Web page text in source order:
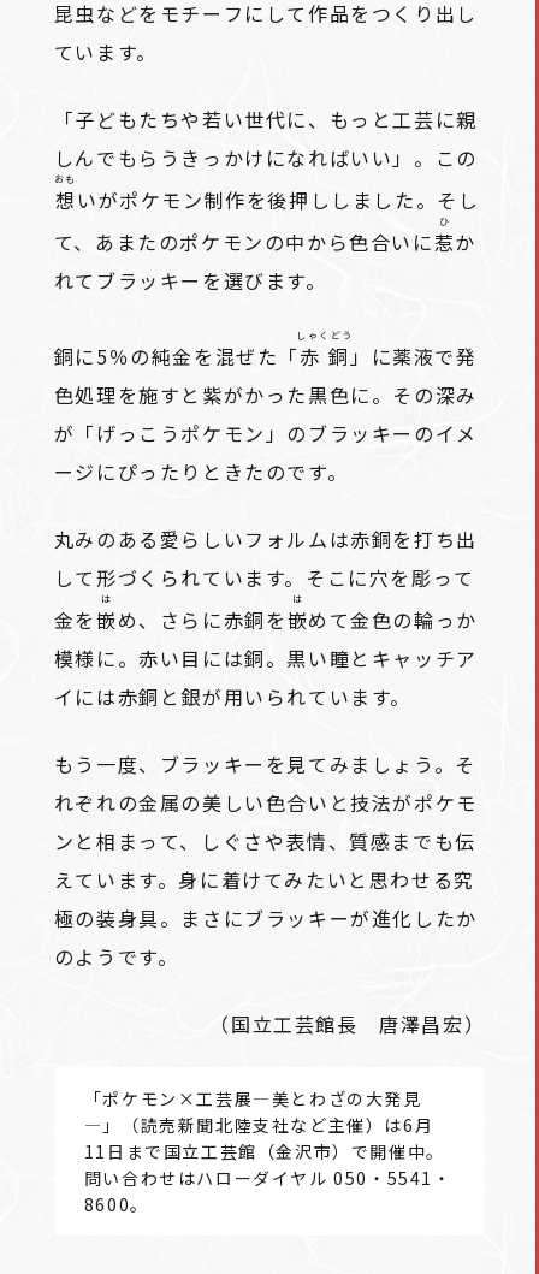
昆虫などをモチーフにして作品をつくり出し
ています。
「子どもたちや若い世代に、もっと工芸に親
しんでもらうきっかけになればいい」。この
想
おも
いがポケモン制作を後押ししました。そし
て、あまたのポケモンの中から色合いに惹
ひ
か
れてブラッキーを選びます。
銅に5％の純金を混ぜた「赤銅
しゃくどう
」に薬液で発
色処理を施すと紫がかった黒色に。その深み
が「げっこうポケモン」のブラッキーのイメ
ージにぴったりときたのです。
丸みのある愛らしいフォルムは赤銅を打ち出
して形づくられています。そこに穴を彫って
金を嵌
は
め、さらに赤銅を嵌
は
めて金色の輪っか
模様に。赤い目には銅。黒い瞳とキャッチア
イには赤銅と銀が用いられています。
もう一度、ブラッキーを見てみましょう。そ
れぞれの金属の美しい色合いと技法がポケモ
ンと相まって、しぐさや表情、質感までも伝
えています。身に着けてみたいと思わせる究
極の装身具。まさにブラッキーが進化したか
のようです。
（国立工芸館長 唐澤昌宏）
「ポケモン×工芸展―美とわざの大発見
―」（読売新聞北陸支社など主催）は6月
11日まで国立工芸館（金沢市）で開催中。
問い合わせはハローダイヤル 050・5541・
8600。